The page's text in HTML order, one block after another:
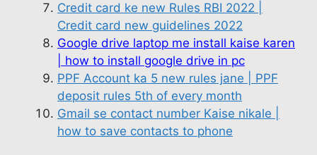
Credit card ke new Rules RBI 2022 |
Credit card new guidelines 2022
Google drive laptop me install kaise karen
| how to install google drive in pc
PPF Account ka 5 new rules jane | PPF
deposit rules 5th of every month
Gmail se contact number Kaise nikale |
how to save contacts to phone